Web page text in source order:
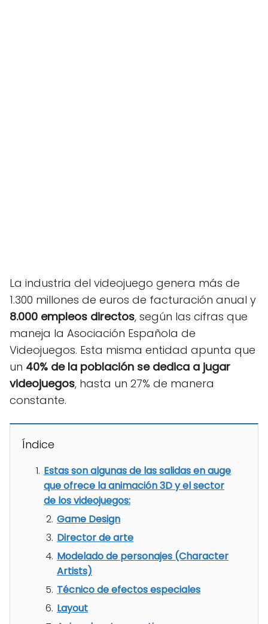
La industria del videojuego genera más de
1.300 millones de euros de facturación anual y
8.000 empleos directos, según las cifras que
maneja la Asociación Española de
Videojuegos. Esta misma entidad apunta que
un 40% de la población se dedica a jugar
videojuegos, hasta un 27% de manera
constante.
Índice
Estas son algunas de las salidas en auge
que ofrece la animación 3D y el sector
de los videojuegos:
Game Design
Director de arte
Modelado de personajes (Character
Artists)
Técnico de efectos especiales
Layout